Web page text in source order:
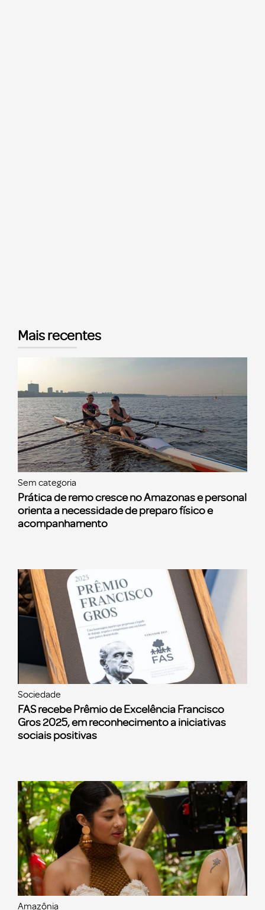
Mais recentes
Sem categoria
Prática de remo cresce no Amazonas e personal
orienta a necessidade de preparo físico e
acompanhamento
Sociedade
FAS recebe Prêmio de Excelência Francisco
Gros 2025, em reconhecimento a iniciativas
sociais positivas
Amazônia